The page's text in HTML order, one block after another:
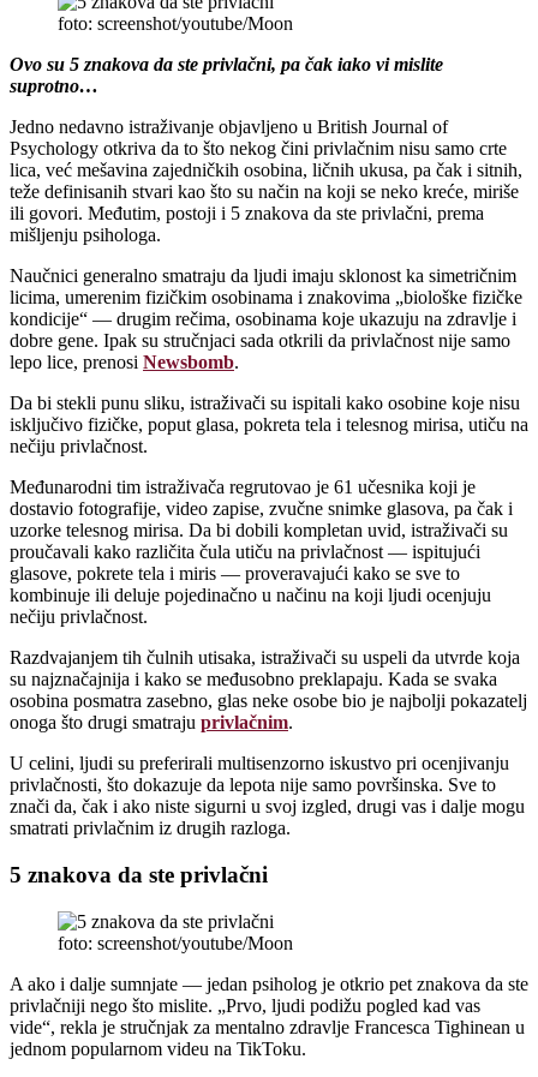
foto: screenshot/youtube/Moon
Ovo su 5 znakova da ste privlačni, pa čak iako vi mislite
suprotno…
Jedno nedavno istraživanje objavljeno u British Journal of
Psychology otkriva da to što nekog čini privlačnim nisu samo crte
lica, već mešavina zajedničkih osobina, ličnih ukusa, pa čak i sitnih,
teže definisanih stvari kao što su način na koji se neko kreće, miriše
ili govori. Međutim, postoji i 5 znakova da ste privlačni, prema
mišljenju psihologa.
Naučnici generalno smatraju da ljudi imaju sklonost ka simetričnim
licima, umerenim fizičkim osobinama i znakovima „biološke fizičke
kondicije“ — drugim rečima, osobinama koje ukazuju na zdravlje i
dobre gene. Ipak su stručnjaci sada otkrili da privlačnost nije samo
lepo lice, prenosi Newsbomb.
Da bi stekli punu sliku, istraživači su ispitali kako osobine koje nisu
isključivo fizičke, poput glasa, pokreta tela i telesnog mirisa, utiču na
nečiju privlačnost.
Međunarodni tim istraživača regrutovao je 61 učesnika koji je
dostavio fotografije, video zapise, zvučne snimke glasova, pa čak i
uzorke telesnog mirisa. Da bi dobili kompletan uvid, istraživači su
proučavali kako različita čula utiču na privlačnost — ispitujući
glasove, pokrete tela i miris — proveravajući kako se sve to
kombinuje ili deluje pojedinačno u načinu na koji ljudi ocenjuju
nečiju privlačnost.
Razdvajanjem tih čulnih utisaka, istraživači su uspeli da utvrde koja
su najznačajnija i kako se međusobno preklapaju. Kada se svaka
osobina posmatra zasebno, glas neke osobe bio je najbolji pokazatelj
onoga što drugi smatraju privlačnim.
U celini, ljudi su preferirali multisenzorno iskustvo pri ocenjivanju
privlačnosti, što dokazuje da lepota nije samo površinska. Sve to
znači da, čak i ako niste sigurni u svoj izgled, drugi vas i dalje mogu
smatrati privlačnim iz drugih razloga.
5 znakova da ste privlačni
foto: screenshot/youtube/Moon
A ako i dalje sumnjate — jedan psiholog je otkrio pet znakova da ste
privlačniji nego što mislite. „Prvo, ljudi podižu pogled kad vas
vide“, rekla je stručnjak za mentalno zdravlje Francesca Tighinean u
jednom popularnom videu na TikToku.